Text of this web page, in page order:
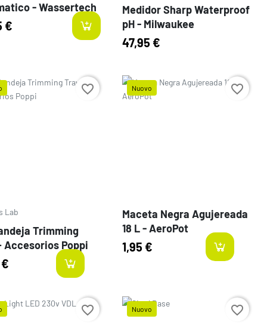
- Wassertech
€
Medidor Sharp Waterproof
pH - Milwaukee
47,95 €
Lab
Trimming
Accesorios Poppi
favorite_border Nuovo
Maceta Negra Agujereada
18 L - AeroPot
1,95 €
favorite_border
favorite_border Nuovo favorite_border